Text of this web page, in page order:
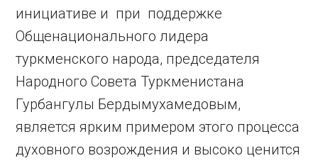
инициативе и при поддержке
Общенационального лидера
туркменского народа, председателя
Народного Совета Туркменистана
Гурбангулы Бердымухамедовым,
является ярким примером этого процесса
духовного возрождения и высоко ценится